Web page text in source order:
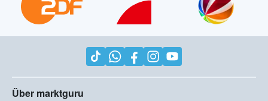
Über marktguru